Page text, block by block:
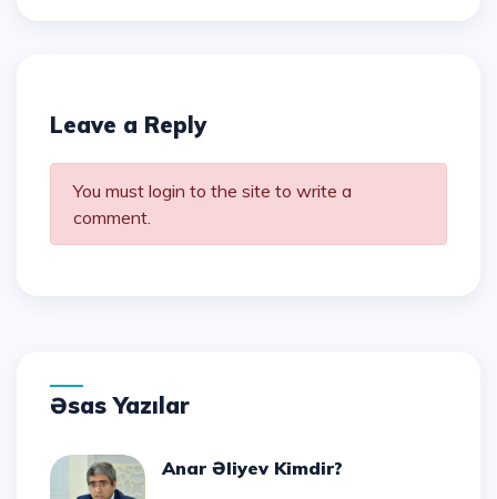
Leave a Reply
You must login to the site to write a
comment.
Əsas Yazılar
Anar Əliyev Kimdir?